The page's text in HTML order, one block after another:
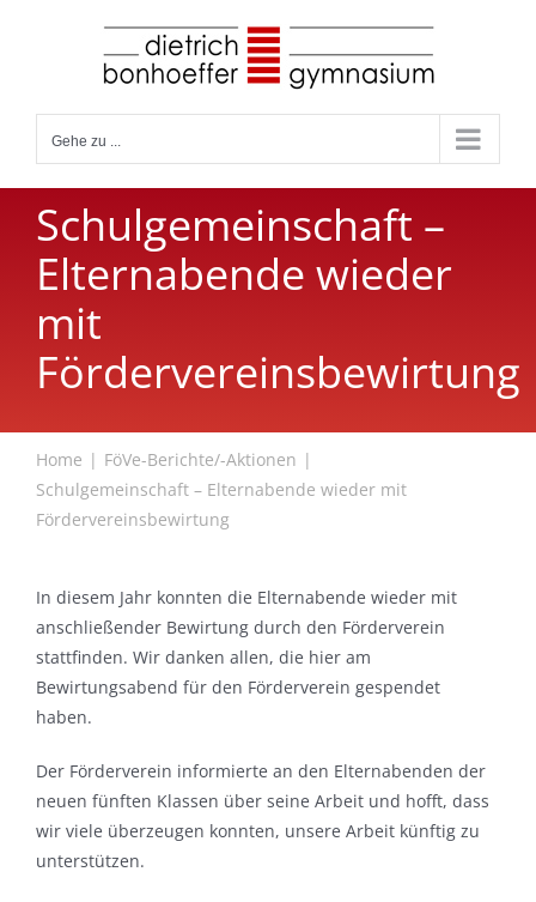
Gehe zu ...
Schulgemeinschaft –
Elternabende wieder
mit
Fördervereinsbewirtung
Home
FöVe-Berichte/-Aktionen
Schulgemeinschaft – Elternabende wieder mit
Fördervereinsbewirtung
In diesem Jahr konnten die Elternabende wieder mit
anschließender Bewirtung durch den Förderverein
stattfinden. Wir danken allen, die hier am
Bewirtungsabend für den Förderverein gespendet
haben.
Der Förderverein informierte an den Elternabenden der
neuen fünften Klassen über seine Arbeit und hofft, dass
wir viele überzeugen konnten, unsere Arbeit künftig zu
unterstützen.